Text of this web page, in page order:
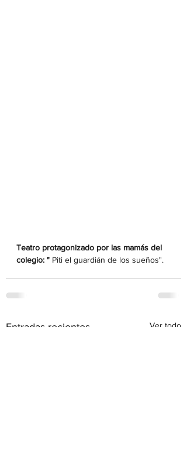
Teatro protagonizado por las mamás del
colegio: " Piti el guardián de los sueños".
Entradas recientes Ver todo